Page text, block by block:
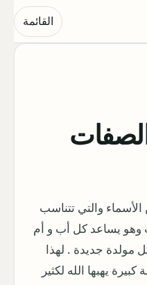
القائمة
والتي تتناسب
وهو يساعد كل أب و أم
مولدة جديدة . لهذا
يهبها الله لكثير